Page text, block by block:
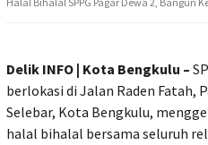
Delik INFO | Kota Bengkulu –
berlokasi di Jalan Raden Fatah,
Selebar, Kota Bengkulu,
halal bihalal bersama seluruh